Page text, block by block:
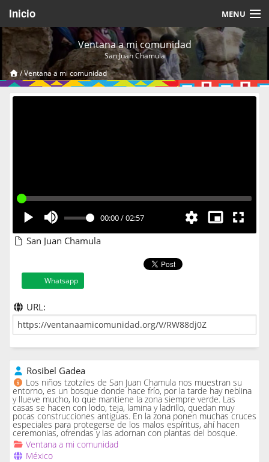
Inicio MENU
Acerca de
Videos Temáticos
Cerrar Sesión
Ventana a mi comunidad
San Juan Chamula
/Ventana a mi comunidad
00:00/02:57
San Juan Chamula
Whatsapp
URL:
Rosibel Gadea
Los niños tzotziles de San Juan Chamula nos muestran su
entorno, es un bosque donde hace frío, por la tarde hay neblina
y llueve mucho, lo que mantiene la zona siempre verde. Las
casas se hacen con lodo, teja, lamina y ladrillo, quedan muy
pocas construcciones antiguas. En la zona ponen muchas cruces
especiales para protegerse de los malos espíritus, ahí hacen
ceremonias, ofrendas y las adornan con plantas del bosque.
Ventana a mi comunidad
México